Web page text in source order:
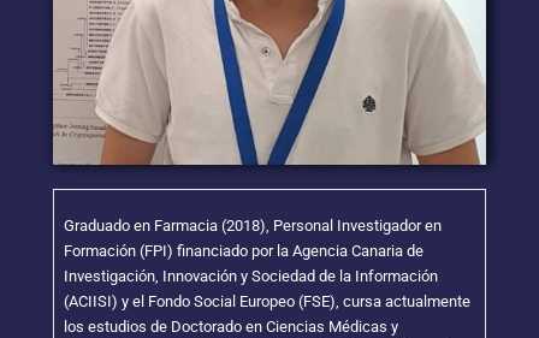
Graduado en Farmacia (2018), Personal Investigador en
Formación (FPI) financiado por la Agencia Canaria de
Investigación, Innovación y Sociedad de la Información
(ACIISI) y el Fondo Social Europeo (FSE), cursa actualmente
los estudios de Doctorado en Ciencias Médicas y